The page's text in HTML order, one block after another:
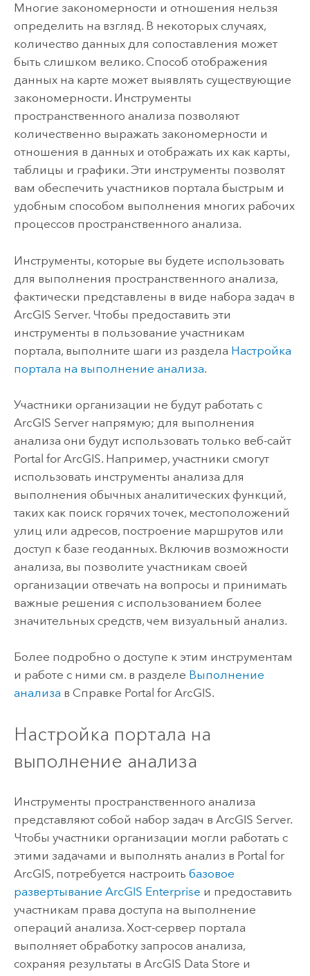
Многие закономерности и отношения нельзя
определить на взгляд. В некоторых случаях,
количество данных для сопоставления может
быть слишком велико. Способ отображения
данных на карте может выявлять существующие
закономерности. Инструменты
пространственного анализа позволяют
количественно выражать закономерности и
отношения в данных и отображать их как карты,
таблицы и графики. Эти инструменты позволят
вам обеспечить участников портала быстрым и
удобным способом выполнения многих рабочих
процессов пространственного анализа.
Инструменты, которые вы будете использовать
для выполнения пространственного анализа,
фактически представлены в виде набора задач в
ArcGIS Server. Чтобы предоставить эти
инструменты в пользование участникам
портала, выполните шаги из раздела Настройка
портала на выполнение анализа.
Участники организации не будут работать с
ArcGIS Serverнапрямую; для выполнения
анализа они будут использовать только веб-сайт
Portal for ArcGIS. Например, участники смогут
использовать инструменты анализа для
выполнения обычных аналитических функций,
таких как поиск горячих точек, местоположений
улиц или адресов, построение маршрутов или
доступ к базе геоданных. Включив возможности
анализа, вы позволите участникам своей
организации отвечать на вопросы и принимать
важные решения с использованием более
значительных средств, чем визуальный анализ.
Более подробно о доступе к этим инструментам
и работе с ними см. в разделе Выполнение
анализа в Справке Portal for ArcGIS.
Настройка портала на
выполнение анализа
Инструменты пространственного анализа
представляют собой набор задач в ArcGIS Server.
Чтобы участники организации могли работать с
этими задачами и выполнять анализ в Portal for
ArcGIS, потребуется настроить базовое
развертывание ArcGIS Enterprise и предоставить
участникам права доступа на выполнение
операций анализа. Хост-сервер портала
выполняет обработку запросов анализа,
сохраняя результаты в ArcGIS Data Store и